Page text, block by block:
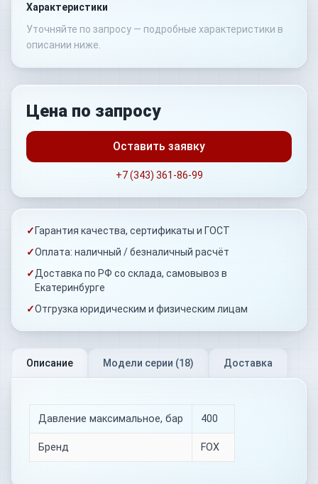
Характеристики
Уточняйте по запросу — подробные характеристики в
описании ниже.
Цена по запросу
Оставить заявку
+7 (343) 361-86-99
✓ Гарантия качества, сертификаты и ГОСТ
✓Оплата: наличный / безналичный расчёт
✓Доставка по РФ со склада, самовывоз в
Екатеринбурге
✓Отгрузка юридическим и физическим лицам
Описание Модели серии (18) Доставка
Давление максимальное, бар 400
Бренд FOX